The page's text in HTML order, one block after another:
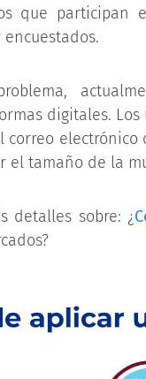
que participan
digitales.
electrónico
tamaño de la
detalles sobre: ¿